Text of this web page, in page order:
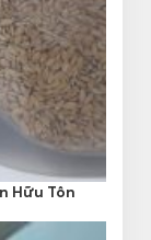
Hữu Tôn